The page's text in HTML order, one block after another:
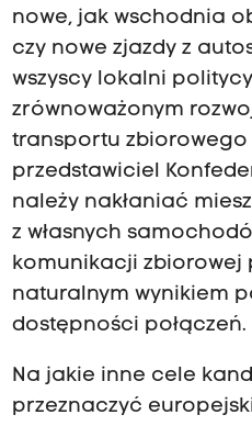
nowe, jak wschodnia
czy nowe zjazdy z
wszyscy lokalni
zrównoważonym
transportu
przedstawiciel
należy nakłaniać
z własnych
komunikacji zbiorowej
naturalnym wynikiem
dostępności połączeń.
Na jakie inne cele
przeznaczyć